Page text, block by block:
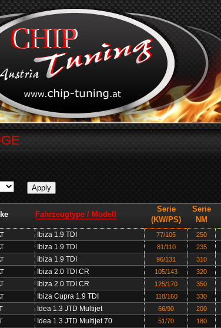
Fahrzeugtype / Modell
Serie
(KW/PS)
Serie
NM
Ibiza 1.9 TDI 77/105 250
Ibiza 1.9 TDI 81/110 235
Ibiza 1.9 TDI 96/131 310
Ibiza 2.0 TDI CR 105/143 320
Ibiza 2.0 TDI CR 125/170 350
Ibiza Cupra 1.9 TDI 118/160 330
Idea 1.3 JTD Multijet 66/90 200
Idea 1.3 JTD Multijet 70 51/70 180